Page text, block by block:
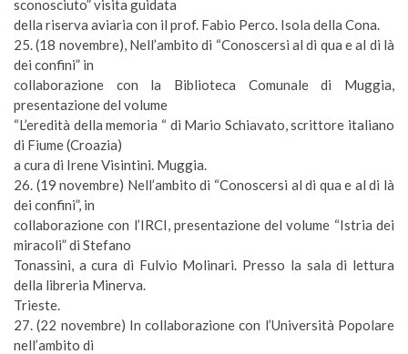
sconosciuto” visita guidata
della riserva aviaria con il prof. Fabio Perco. Isola della Cona.
25. (18 novembre), Nell’ambito di “Conoscersi al di qua e al di là
dei confini” in
collaborazione con la Biblioteca Comunale di Muggia,
presentazione del volume
“L’eredità della memoria “ di Mario Schiavato, scrittore italiano
di Fiume (Croazia)
a cura di Irene Visintini. Muggia.
26. (19 novembre) Nell’ambito di “Conoscersi al di qua e al di là
dei confini”, in
collaborazione con l’IRCI, presentazione del volume “Istria dei
miracoli” di Stefano
Tonassini, a cura di Fulvio Molinari. Presso la sala di lettura
della libreria Minerva.
Trieste.
27. (22 novembre) In collaborazione con l’Università Popolare
nell’ambito di